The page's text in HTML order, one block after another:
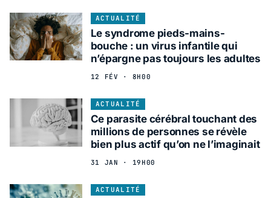
ACTUALITÉ
Le syndrome pieds-mains-
bouche : un virus infantile qui
n’épargne pas toujours les adultes
12 FÉV · 8H00
ACTUALITÉ
Ce parasite cérébral touchant des
millions de personnes se révèle
bien plus actif qu’on ne l’imaginait
31 JAN · 19H00
ACTUALITÉ